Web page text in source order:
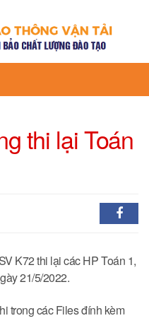
thi lại Toán
K72 thi lại các HP Toán 1,
21/5/2022.
trong các Files đính kèm